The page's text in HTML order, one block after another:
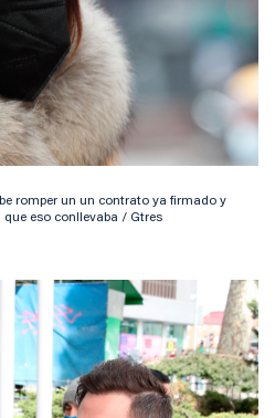
romper un un contrato ya firmado y
eso conllevaba / Gtres